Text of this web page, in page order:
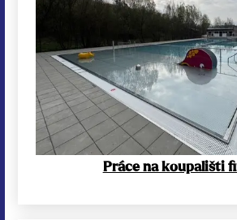
Práce na koupališti